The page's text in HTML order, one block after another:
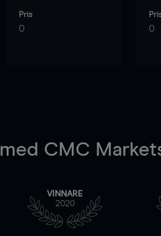
Pris
0 0
med CMC
VINNARE
2020